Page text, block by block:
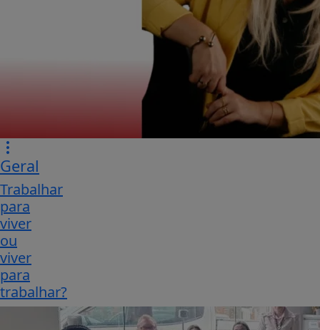
Geral
Trabalhar
para
viver
ou
viver
para
trabalhar?